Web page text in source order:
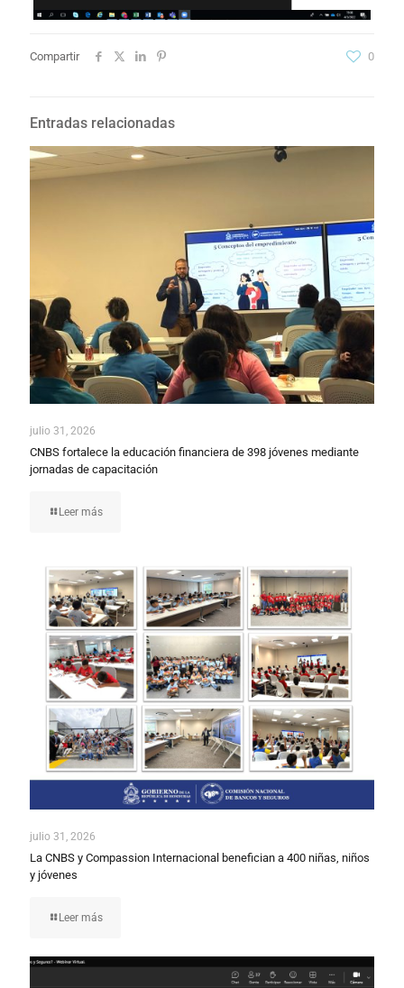
Compartir 0
Entradas relacionadas
julio 31, 2026
CNBS fortalece la educación financiera de 398 jóvenes mediante
jornadas de capacitación
Leer más
julio 31, 2026
La CNBS y Compassion Internacional benefician a 400 niñas, niños
y jóvenes
Leer más